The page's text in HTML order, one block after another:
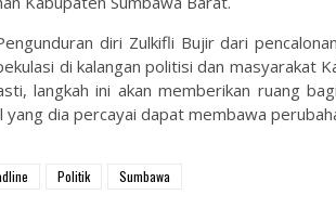
diri Zulkifli Bujir dari
di kalangan politisi dan masyarakat
langkah ini akan memberikan ruang
yang dia percayai dapat membawa
Politik Sumbawa